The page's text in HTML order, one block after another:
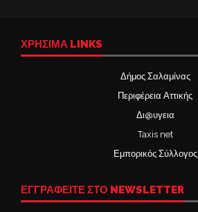
ΧΡΉΣΙΜΑ LINKS
Δήμος Σαλαμίνας
Περιφέρεια Αττικής
Δι@υγεια
Taxis net
Εμπορικός Σύλλογος
ΕΓΓΡΑΦΕΙΤΕ ΣΤΟ NEWSLETTER